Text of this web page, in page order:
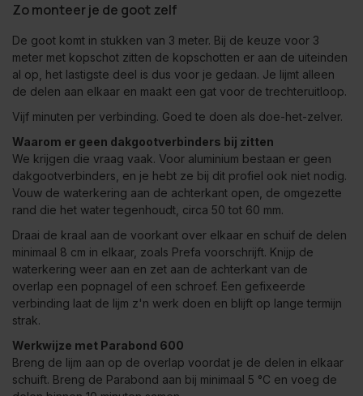
Zo monteer je de goot zelf
De goot komt in stukken van 3 meter. Bij de keuze voor 3
meter met kopschot zitten de kopschotten er aan de uiteinden
al op, het lastigste deel is dus voor je gedaan. Je lijmt alleen
de delen aan elkaar en maakt een gat voor de trechteruitloop.
Vijf minuten per verbinding. Goed te doen als doe-het-zelver.
Waarom er geen dakgootverbinders bij zitten
We krijgen die vraag vaak. Voor aluminium bestaan er geen
dakgootverbinders, en je hebt ze bij dit profiel ook niet nodig.
Vouw de waterkering aan de achterkant open, de omgezette
rand die het water tegenhoudt, circa 50 tot 60 mm.
Draai de kraal aan de voorkant over elkaar en schuif de delen
minimaal 8 cm in elkaar, zoals Prefa voorschrijft. Knijp de
waterkering weer aan en zet aan de achterkant van de
overlap een popnagel of een schroef. Een gefixeerde
verbinding laat de lijm z'n werk doen en blijft op lange termijn
strak.
Werkwijze met Parabond 600
Breng de lijm aan op de overlap voordat je de delen in elkaar
schuift. Breng de Parabond aan bij minimaal 5 °C en voeg de